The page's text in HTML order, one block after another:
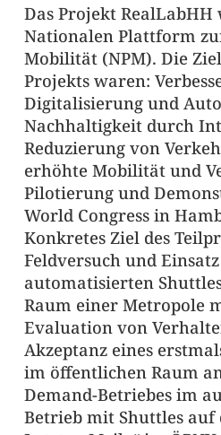
Das Projekt
Nationalen Plattform
Mobilität (NPM). Die
Projekts waren:
Digitalisierung und
Nachhaltigkeit durch
Reduzierung von
erhöhte Mobilität und
Pilotierung und
World Congress in
Konkretes Ziel des
Feldversuch und
automatisierten
Raum einer Metropole
Evaluation von
Akzeptanz eines
im öffentlichen Raum
Demand-Betriebes im
Betrieb mit Shuttles auf